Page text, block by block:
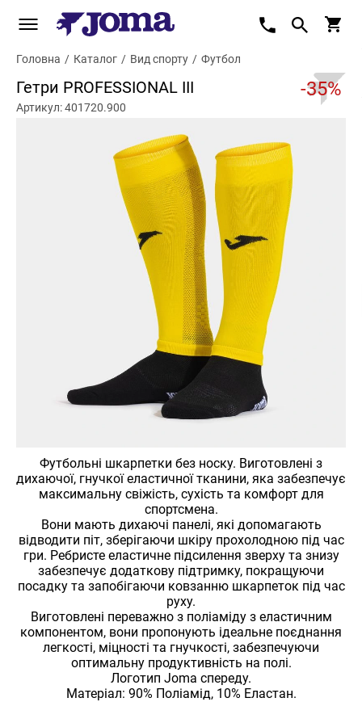
Головна / Каталог / Вид спорту / Футбол
Гетри PROFESSIONAL III -35%
Артикул: 401720.900
Футбольні шкарпетки без носку. Виготовлені з
дихаючої, гнучкої еластичної тканини, яка забезпечує
максимальну свіжість, сухість та комфорт для
спортсмена.
Вони мають дихаючі панелі, які допомагають
відводити піт, зберігаючи шкіру прохолодною під час
гри. Ребристе еластичне підсилення зверху та знизу
забезпечує додаткову підтримку, покращуючи
посадку та запобігаючи ковзанню шкарпеток під час
руху.
Виготовлені переважно з поліаміду з еластичним
компонентом, вони пропонують ідеальне поєднання
легкості, міцності та гнучкості, забезпечуючи
оптимальну продуктивність на полі.
Логотип Joma спереду.
Матеріал: 90% Поліамід, 10% Еластан.